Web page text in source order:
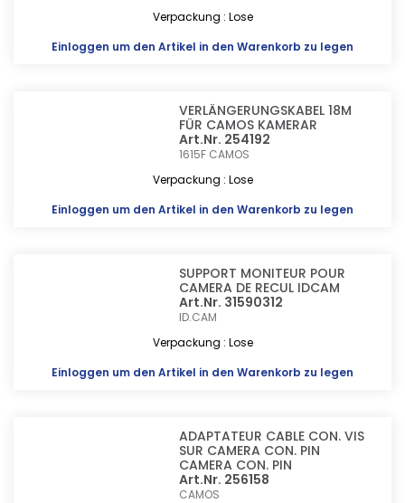
Verpackung : Lose
Einloggen um den Artikel in den Warenkorb zu legen
VERLÄNGERUNGSKABEL 18M
FÜR CAMOS KAMERAR
Art.Nr. 254192
1615F CAMOS
Verpackung : Lose
Einloggen um den Artikel in den Warenkorb zu legen
SUPPORT MONITEUR POUR
CAMERA DE RECUL IDCAM
Art.Nr. 31590312
ID.CAM
Verpackung : Lose
Einloggen um den Artikel in den Warenkorb zu legen
ADAPTATEUR CABLE CON. VIS
SUR CAMERA CON. PIN
CAMERA CON. PIN
Art.Nr. 256158
CAMOS